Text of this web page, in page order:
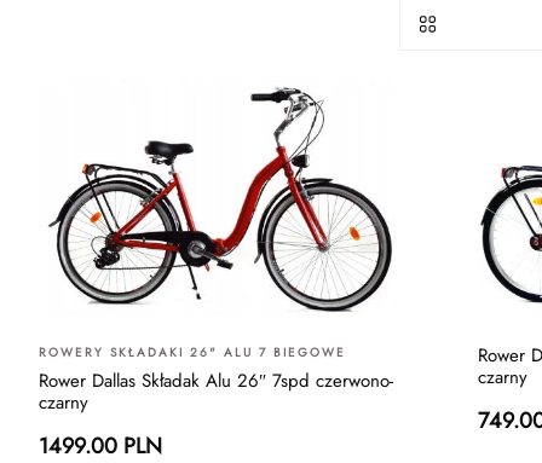
ROWERY SKŁADAKI 26" ALU 7 BIEGOWE
Rower Dallas Składak Alu 26″ 7spd czerwono-
czarny
1499.00 PLN
Rower
czarny